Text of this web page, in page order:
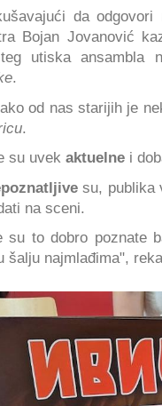
da
Bojan Jovanović
utiska ansambla
.
od nas starijih je
.
su uvek aktuelne i
su, publika
na sceni.
su to dobro poznate
šalju najmlađima",